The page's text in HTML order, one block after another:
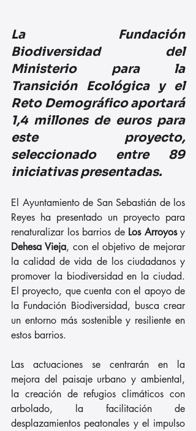
La Fundación
Biodiversidad del
Ministerio para la
Transición Ecológica y el
Reto Demográfico aportará
1,4 millones de euros para
este proyecto,
seleccionado entre 89
iniciativas presentadas.
El Ayuntamiento de San Sebastián de los
Reyes ha presentado un proyecto para
renaturalizar los barrios de Los Arroyos
Dehesa Vieja, con el objetivo de mejorar
la calidad de vida de los ciudadanos y
promover la biodiversidad en la ciudad.
El proyecto, que cuenta con el apoyo de
la Fundación Biodiversidad, busca crear
un entorno más sostenible y resiliente en
estos barrios.
Las actuaciones se centrarán en la
mejora del paisaje urbano y ambiental,
la creación de refugios climáticos con
arbolado, la facilitación de
desplazamientos peatonales y el impulso